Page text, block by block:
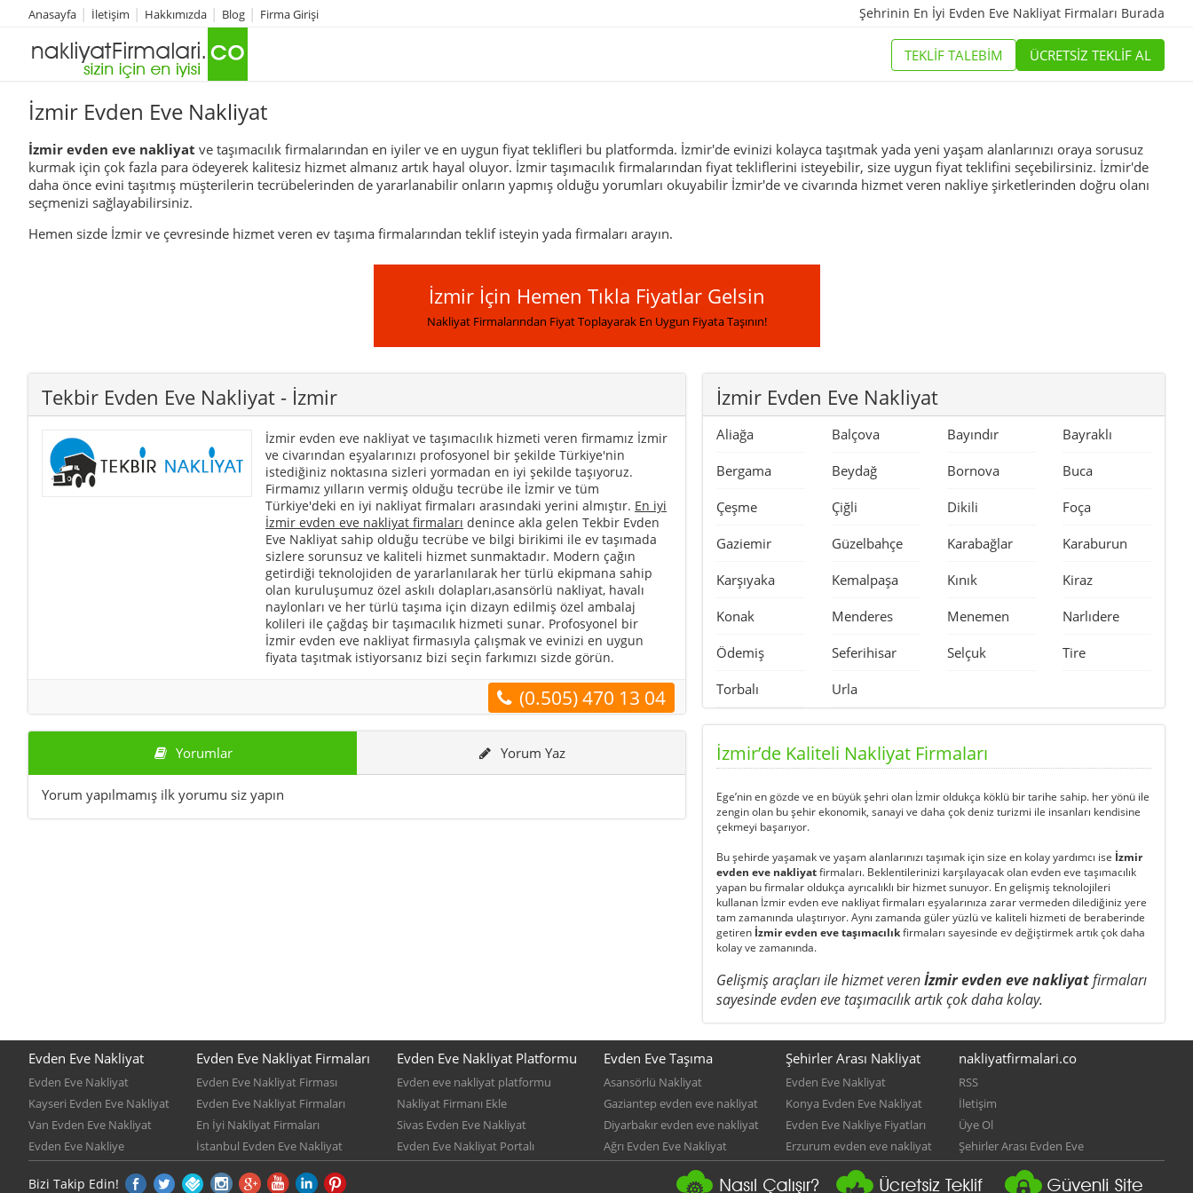
Anasayfa İletişim Hakkımızda Blog Firma Girişi Şehrinin En İyi Evden Eve Nakliyat Firmaları Burada
ÜCRETSİZ TEKLİF AL
TEKLİF TALEBİM
İzmir Evden Eve Nakliyat
İzmir evden eve nakliyat ve taşımacılık firmalarından en iyiler ve en uygun fiyat teklifleri bu platformda. İzmir'de evinizi kolayca taşıtmak yada yeni yaşam alanlarınızı oraya sorusuz
kurmak için çok fazla para ödeyerek kalitesiz hizmet almanız artık hayal oluyor. İzmir taşımacılık firmalarından fiyat tekliflerini isteyebilir, size uygun fiyat teklifini seçebilirsiniz. İzmir'de
daha önce evini taşıtmış müşterilerin tecrübelerinden de yararlanabilir onların yapmış olduğu yorumları okuyabilir İzmir'de ve civarında hizmet veren nakliye şirketlerinden doğru olanı
seçmenizi sağlayabilirsiniz.
Hemen sizde İzmir ve çevresinde hizmet veren ev taşıma firmalarından teklif isteyin yada firmaları arayın.
İzmir İçin Hemen Tıkla Fiyatlar Gelsin
Nakliyat Firmalarından Fiyat Toplayarak En Uygun Fiyata Taşının!
Tekbir Evden Eve Nakliyat - İzmir
İzmir evden eve nakliyat ve taşımacılık hizmeti veren firmamız İzmir
ve civarından eşyalarınızı profosyonel bir şekilde Türkiye'nin
istediğiniz noktasına sizleri yormadan en iyi şekilde taşıyoruz.
Firmamız yılların vermiş olduğu tecrübe ile İzmir ve tüm
Türkiye'deki en iyi nakliyat firmaları arasındaki yerini almıştır. En iyi
İzmir evden eve nakliyat firmaları denince akla gelen Tekbir Evden
Eve Nakliyat sahip olduğu tecrübe ve bilgi birikimi ile ev taşımada
sizlere sorunsuz ve kaliteli hizmet sunmaktadır. Modern çağın
getirdiği teknolojiden de yararlanılarak her türlü ekipmana sahip
olan kuruluşumuz özel askılı dolapları,asansörlü nakliyat, havalı
naylonları ve her türlü taşıma için dizayn edilmiş özel ambalaj
kolileri ile çağdaş bir taşımacılık hizmeti sunar. Profosyonel bir
İzmir evden eve nakliyat firmasıyla çalışmak ve evinizi en uygun
fiyata taşıtmak istiyorsanız bizi seçin farkımızı sizde görün.
(0.505) 470 13 04
Yorumlar Yorum Yaz
Yorum yapılmamış ilk yorumu siz yapın
İzmir Evden Eve Nakliyat
Aliağa Balçova Bayındır Bayraklı
Bergama Beydağ Bornova Buca
Çeşme Çiğli Dikili Foça
Gaziemir Güzelbahçe Karabağlar Karaburun
Karşıyaka Kemalpaşa Kınık Kiraz
Konak Menderes Menemen Narlıdere
Ödemiş Seferihisar Selçuk Tire
Torbalı Urla
İzmir’de Kaliteli Nakliyat Firmaları
Ege’nin en gözde ve en büyük şehri olan İzmir oldukça köklü bir tarihe sahip. her yönü ile
zengin olan bu şehir ekonomik, sanayi ve daha çok deniz turizmi ile insanları kendisine
çekmeyi başarıyor.
Bu şehirde yaşamak ve yaşam alanlarınızı taşımak için size en kolay yardımcı ise İzmir
evden eve nakliyatfirmaları. Beklentilerinizi karşılayacak olan evden eve taşımacılık
yapan bu firmalar oldukça ayrıcalıklı bir hizmet sunuyor. En gelişmiş teknolojileri
kullanan İzmir evden eve nakliyat firmaları eşyalarınıza zarar vermeden dilediğiniz yere
tam zamanında ulaştırıyor. Aynı zamanda güler yüzlü ve kaliteli hizmeti de beraberinde
getiren İzmir evden eve taşımacılıkfirmaları sayesinde ev değiştirmek artık çok daha
kolay ve zamanında.
Gelişmiş araçları ile hizmet verenİzmir evden eve nakliyatfirmaları
sayesinde evden eve taşımacılık artık çok daha kolay.
Evden Eve Nakliyat
Evden Eve Nakliyat
Kayseri Evden Eve Nakliyat
Van Evden Eve Nakliyat
Evden Eve Nakliye
Evden Eve Nakliyat Firmaları
Evden Eve Nakliyat Firması
Evden Eve Nakliyat Firmaları
En İyi Nakliyat Firmaları
İstanbul Evden Eve Nakliyat
Evden Eve Nakliyat Platformu
Evden eve nakliyat platformu
Nakliyat Firmanı Ekle
Sivas Evden Eve Nakliyat
Evden Eve Nakliyat Portalı
Evden Eve Taşıma
Asansörlü Nakliyat
Gaziantep evden eve nakliyat
Diyarbakır evden eve nakliyat
Ağrı Evden Eve Nakliyat
Şehirler Arası Nakliyat
Evden Eve Nakliyat
Konya Evden Eve Nakliyat
Evden Eve Nakliye Fiyatları
Erzurum evden eve nakliyat
nakliyatfirmalari.co
RSS
İletişim
Üye Ol
Şehirler Arası Evden Eve
Bizi Takip Edin!